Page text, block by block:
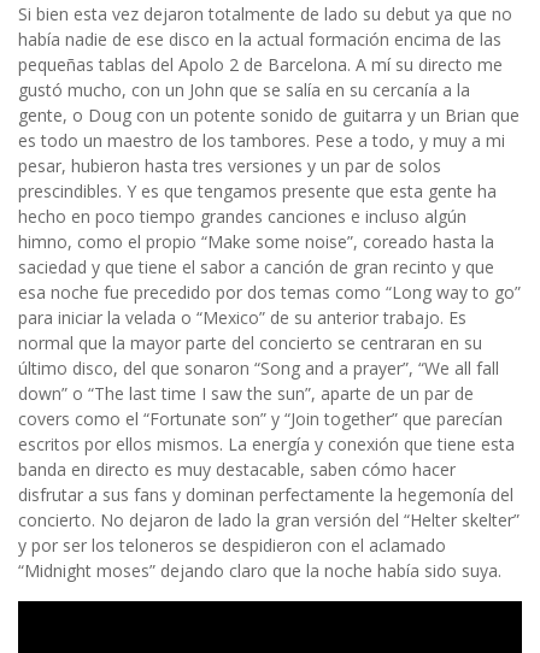
Si bien esta vez dejaron totalmente de lado su debut ya que no
había nadie de ese disco en la actual formación encima de las
pequeñas tablas del Apolo 2 de Barcelona. A mí su directo me
gustó mucho, con un John que se salía en su cercanía a la
gente, o Doug con un potente sonido de guitarra y un Brian que
es todo un maestro de los tambores. Pese a todo, y muy a mi
pesar, hubieron hasta tres versiones y un par de solos
prescindibles. Y es que tengamos presente que esta gente ha
hecho en poco tiempo grandes canciones e incluso algún
himno, como el propio “Make some noise”, coreado hasta la
saciedad y que tiene el sabor a canción de gran recinto y que
esa noche fue precedido por dos temas como “Long way to go”
para iniciar la velada o “Mexico” de su anterior trabajo. Es
normal que la mayor parte del concierto se centraran en su
último disco, del que sonaron “Song and a prayer”, “We all fall
down” o “The last time I saw the sun”, aparte de un par de
covers como el “Fortunate son” y “Join together” que parecían
escritos por ellos mismos. La energía y conexión que tiene esta
banda en directo es muy destacable, saben cómo hacer
disfrutar a sus fans y dominan perfectamente la hegemonía del
concierto. No dejaron de lado la gran versión del “Helter skelter”
y por ser los teloneros se despidieron con el aclamado
“Midnight moses” dejando claro que la noche había sido suya.